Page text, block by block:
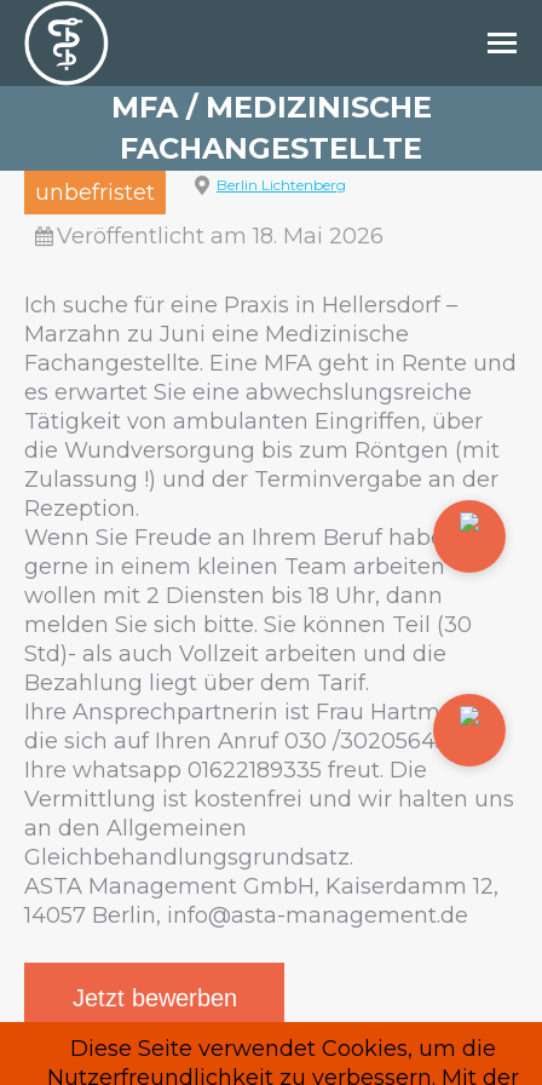
MFA / MEDIZINISCHE
FACHANGESTELLTE
unbefristet Berlin Lichtenberg
Veröffentlicht am 18. Mai 2026
Ich suche für eine Praxis in Hellersdorf –
Marzahn zu Juni eine Medizinische
Fachangestellte. Eine MFA geht in Rente und
es erwartet Sie eine abwechslungsreiche
Tätigkeit von ambulanten Eingriffen, über
die Wundversorgung bis zum Röntgen (mit
Zulassung !) und der Terminvergabe an der
Rezeption.
Wenn Sie Freude an Ihrem Beruf haben,
gerne in einem kleinen Team arbeiten
wollen mit 2 Diensten bis 18 Uhr, dann
melden Sie sich bitte. Sie können Teil (30
Std)- als auch Vollzeit arbeiten und die
Bezahlung liegt über dem Tarif.
Ihre Ansprechpartnerin ist Frau Hartmann,
die sich auf Ihren Anruf 030 /30205645 oder
Ihre whatsapp 01622189335 freut. Die
Vermittlung ist kostenfrei und wir halten uns
an den Allgemeinen
Gleichbehandlungsgrundsatz.
ASTA Management GmbH, Kaiserdamm 12,
14057 Berlin, info@asta-management.de
Einem Freund empfehlen
Diese Seite verwendet Cookies, um die
Nutzerfreundlichkeit zu verbessern. Mit der